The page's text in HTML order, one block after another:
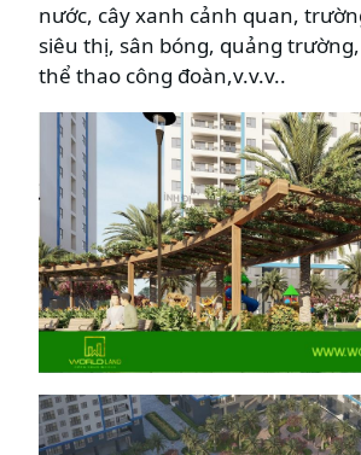
nước, cây xanh cảnh quan,
siêu thị, sân bóng, quảng
thể thao công đoàn,v.v.v..